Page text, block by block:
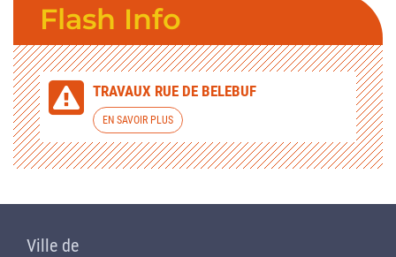
Flash Info
TRAVAUX RUE DE BELEBUF
EN SAVOIR PLUS
Ville de